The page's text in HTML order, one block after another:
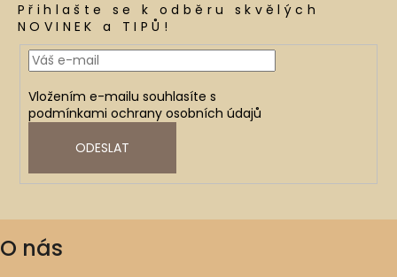
Přihlašte se k odběru skvělých
NOVINEK a TIPŮ!
Vložením e-mailu souhlasíte s
podmínkami ochrany osobních údajů
ODESLAT
O nás